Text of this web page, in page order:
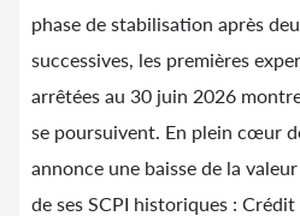
phase de stabilisation après
successives, les premières
arrêtées au 30 juin 2026
se poursuivent. En plein cœur
annonce une baisse de la
de ses SCPI historiques :